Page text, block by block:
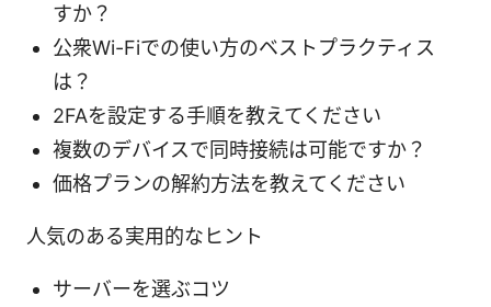
すか？
公衆Wi-Fiでの使い方のベストプラクティス
は？
2FAを設定する手順を教えてください
複数のデバイスで同時接続は可能ですか？
価格プランの解約方法を教えてください
人気のある実用的なヒント
サーバーを選ぶコツ